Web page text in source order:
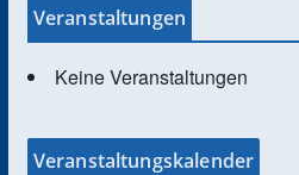
Veranstaltungen
Keine Veranstaltungen
Veranstaltungskalender